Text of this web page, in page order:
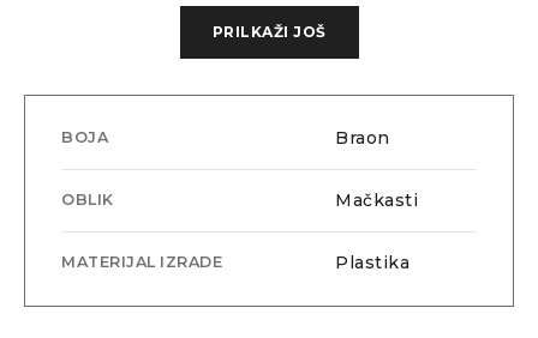
Dimenzije: 54/18/140
PRILKAŽI JOŠ
BOJA Braon
OBLIK Mačkasti
MATERIJAL IZRADE Plastika